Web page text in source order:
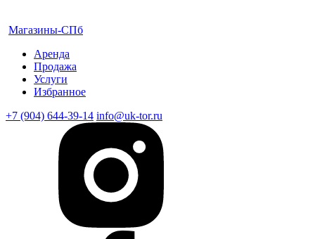
Магазины-СПб
Аренда
Продажа
Услуги
Избранное
+7 (904) 644-39-14 info@uk-tor.ru